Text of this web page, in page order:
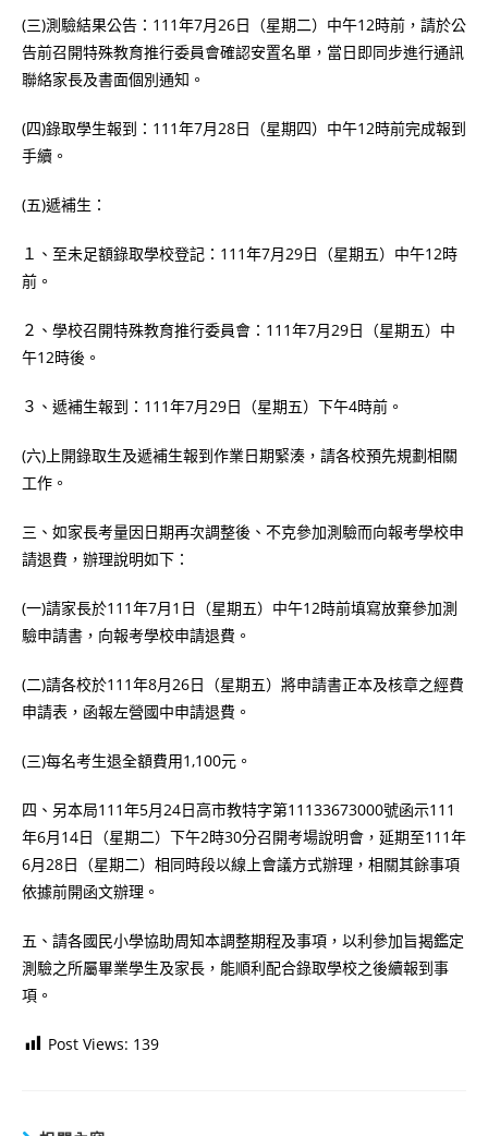
(三)測驗結果公告：111年7月26日（星期二）中午12時前，請於公
告前召開特殊教育推行委員會確認安置名單，當日即同步進行通訊
聯絡家長及書面個別通知。
(四)錄取學生報到：111年7月28日（星期四）中午12時前完成報到
手續。
(五)遞補生：
１、至未足額錄取學校登記：111年7月29日（星期五）中午12時
前。
２、學校召開特殊教育推行委員會：111年7月29日（星期五）中
午12時後。
３、遞補生報到：111年7月29日（星期五）下午4時前。
(六)上開錄取生及遞補生報到作業日期緊湊，請各校預先規劃相關
工作。
三、如家長考量因日期再次調整後、不克參加測驗而向報考學校申
請退費，辦理說明如下：
(一)請家長於111年7月1日（星期五）中午12時前填寫放棄參加測
驗申請書，向報考學校申請退費。
(二)請各校於111年8月26日（星期五）將申請書正本及核章之經費
申請表，函報左營國中申請退費。
(三)每名考生退全額費用1,100元。
四、另本局111年5月24日高市教特字第11133673000號函示111
年6月14日（星期二）下午2時30分召開考場說明會，延期至111年
6月28日（星期二）相同時段以線上會議方式辦理，相關其餘事項
依據前開函文辦理。
五、請各國民小學協助周知本調整期程及事項，以利參加旨揭鑑定
測驗之所屬畢業學生及家長，能順利配合錄取學校之後續報到事
項。
Post Views: 139